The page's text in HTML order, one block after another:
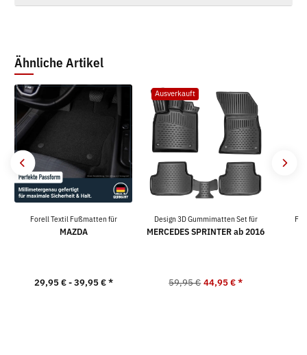
Ähnliche Artikel
Forell Textil Fußmatten für
MAZDA
29,95 € -39,95 €*
Ausverkauft
Design 3D Gummimatten Set für
MERCEDES SPRINTER ab 2016
59,95 € 44,95 €*